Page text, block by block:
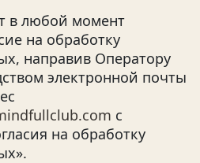
в любой момент
на обработку
направив Оператору
электронной почты
с
на обработку